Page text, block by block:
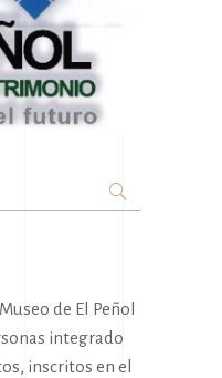
de El Peñol
integrado
inscritos en el